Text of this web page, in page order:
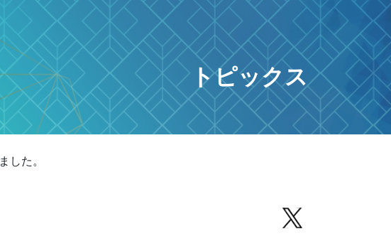
トピックス
した。